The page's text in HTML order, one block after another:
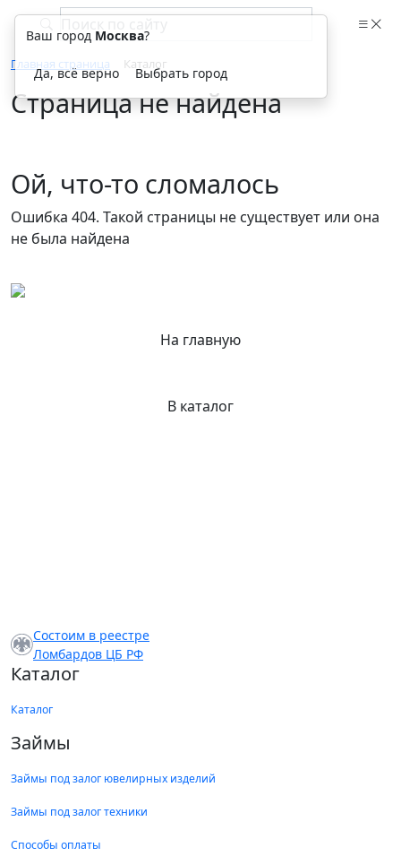
Главная страница Каталог
Страница не найдена
Ой, что-то сломалось
Ошибка 404. Такой страницы не существует или она
не была найдена
На главную
В каталог
Состоим в реестре
Ломбардов ЦБ РФ
Каталог
Каталог
Займы
Займы под залог ювелирных изделий
Займы под залог техники
Способы оплаты
Ваш город Москва?
Да, всё верно Выбрать город